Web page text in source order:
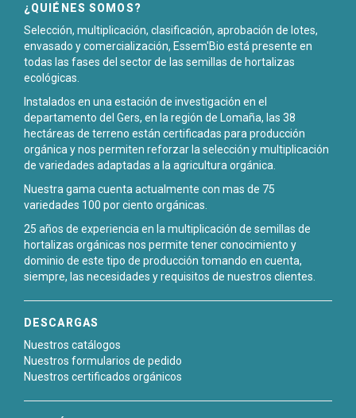
¿QUIÉNES SOMOS?
Selección, multiplicación, clasificación, aprobación de lotes,
envasado y comercialización, Essem'Bio está presente en
todas las fases del sector de las semillas de hortalizas
ecológicas.
Instalados en una estación de investigación en el
departamento del Gers, en la región de Lomaña, las 38
hectáreas de terreno están certificadas para producción
orgánica y nos permiten reforzar la selección y multiplicación
de variedades adaptadas a la agricultura orgánica.
Nuestra gama cuenta actualmente con mas de 75
variedades 100 por ciento orgánicas.
25 años de experiencia en la multiplicación de semillas de
hortalizas orgánicas nos permite tener conocimiento y
dominio de este tipo de producción tomando en cuenta,
siempre, las necesidades y requisitos de nuestros clientes.
DESCARGAS
Nuestros catálogos
Nuestros formularios de pedido
Nuestros certificados orgánicos